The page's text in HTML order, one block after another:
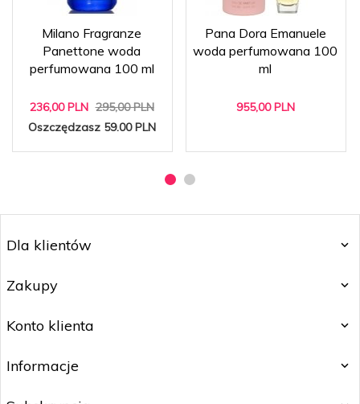
Milano Fragranze
Panettone woda
perfumowana 100 ml
236,00 PLN 295,00 PLN
Oszczędzasz 59.00 PLN
Pana Dora Emanuele
woda perfumowana 100
ml
955,00 PLN
Dla klientów
Zakupy
Konto klienta
Informacje